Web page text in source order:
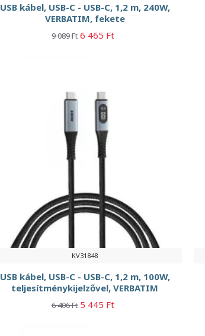
USB kábel, USB-C - USB-C, 1,2 m, 240W,
VERBATIM, fekete
9 089 Ft 6 465 Ft
KV31848
USB kábel, USB-C - USB-C, 1,2 m, 100W,
teljesítménykijelzővel, VERBATIM
6 406 Ft 5 445 Ft